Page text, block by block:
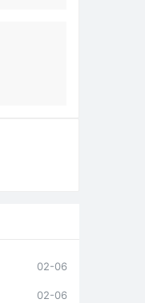
02-06
02-06